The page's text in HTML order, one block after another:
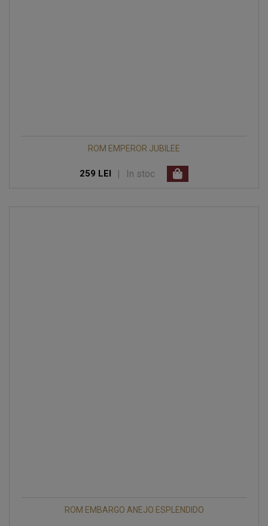
ROM EMPEROR JUBILEE
259 LEI | In stoc
ROM EMBARGO ANEJO ESPLENDIDO